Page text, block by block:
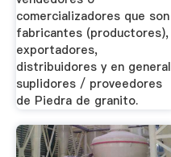
comercializadores que son
fabricantes (productores),
exportadores,
distribuidores y en general
suplidores / proveedores
de Piedra de granito.